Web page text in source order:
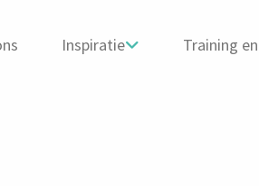
Inspiratie Training